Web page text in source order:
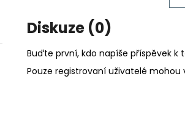
Diskuze (0)
Buďte první, kdo napíše příspěvek k
Pouze registrovaní uživatelé mohou